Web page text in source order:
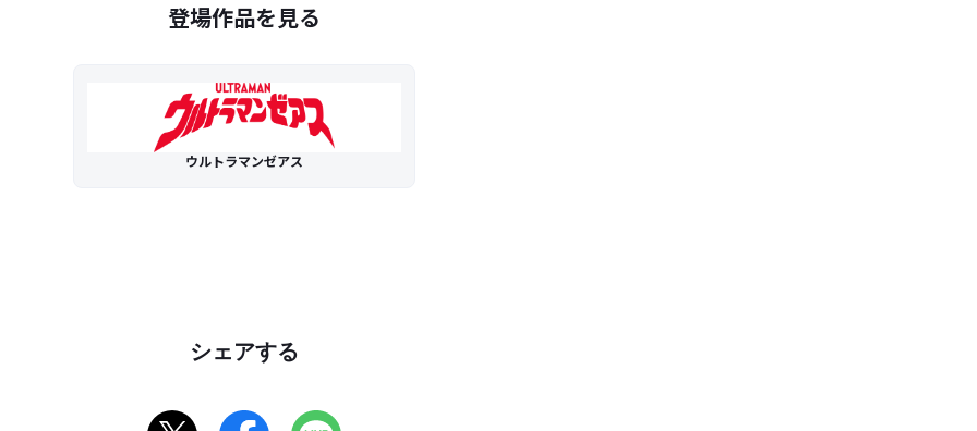
登場作品を見る
ウルトラマンゼアス
シェアする